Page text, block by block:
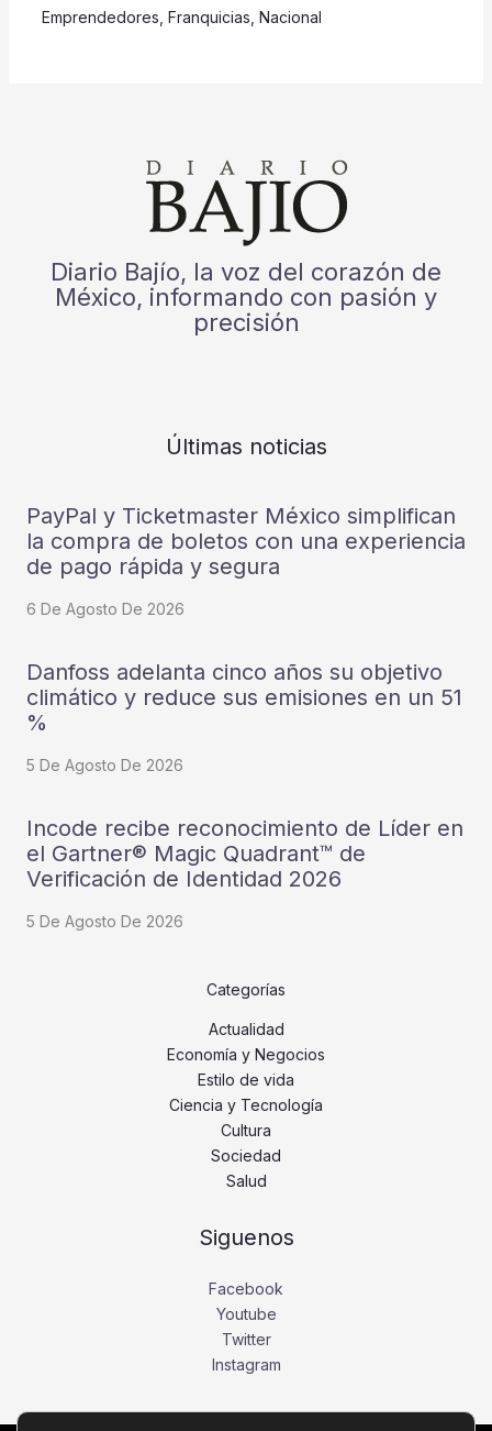
Emprendedores, Franquicias, Nacional
Diario Bajío, la voz del corazón de
México, informando con pasión y
precisión
Últimas noticias
PayPal y Ticketmaster México simplifican
la compra de boletos con una experiencia
de pago rápida y segura
6 De Agosto De 2026
Danfoss adelanta cinco años su objetivo
climático y reduce sus emisiones en un 51
%
5 De Agosto De 2026
Incode recibe reconocimiento de Líder en
el Gartner® Magic Quadrant™ de
Verificación de Identidad 2026
5 De Agosto De 2026
Categorías
Actualidad
Economía y Negocios
Estilo de vida
Ciencia y Tecnología
Cultura
Sociedad
Salud
Siguenos
Facebook
Youtube
Twitter
Instagram